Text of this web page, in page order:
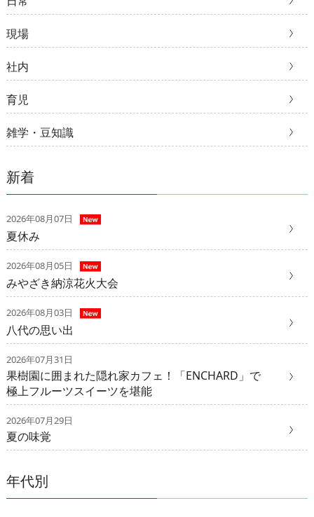
現場
社内
育児
雑学・豆知識
新着
2026年08月07日
夏休み
2026年08月05日
みやざき納涼花火大会
2026年08月03日
八代の思い出
2026年07月31日
果樹園に囲まれた隠れ家カフェ！「ENCHARD」で
極上フルーツスイーツを堪能
2026年07月29日
夏の味覚
年代別